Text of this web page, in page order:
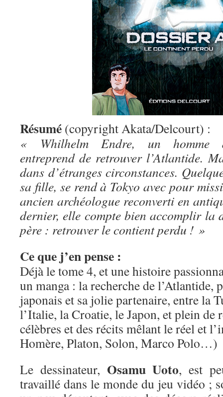
Résumé (copyright Akata/Delcourt) :
« Whilhelm Endre, un homme
entreprend de retrouver l’Atlantide.
dans d’étranges circonstances.
sa fille, se rend à Tokyo avec pour
ancien archéologue reconverti en
dernier, elle compte bien accomplir la
père : retrouver le contient perdu ! »
Ce que j’en pense :
Déjà le tome 4, et une histoire
un manga : la recherche de l’Atlantide,
japonais et sa jolie partenaire, entre la
l’Italie, la Croatie, le Japon, et plein de
célèbres et des récits mêlant le réel et
Homère, Platon, Solon, Marco Polo…)
Le dessinateur, Osamu Uoto, est
travaillé dans le monde du jeu vidéo ;